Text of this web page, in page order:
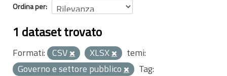
Ordina per
1 dataset trovato
Formati: CSV XLSX
temi:
Governo e settore pubblico
Tag: